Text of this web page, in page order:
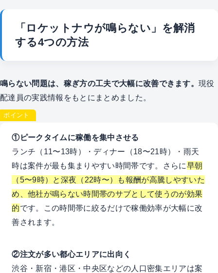
「ロケットナウが鳴らない」を解消
する4つの方法
鳴らない問題は、稼ぎ方の工夫で大幅に改善できます。現役
配達員の実践情報をもとにまとめました。
ポイント
①ピークタイムに稼働を集中させる
ランチ（11〜13時）・ディナー（18〜21時）・雨天
時は案件が最も集まりやすい時間帯です。さらに早朝
（5〜9時）と深夜（22時〜）も報酬が高騰しやすいた
め、他社が鳴らない時間帯のサブとして使うのが効果
的です。この時間帯に絞るだけで稼働効率が大幅に改
善されます。
②注文が多い都心エリアに出向く
渋谷・新宿・港区・中央区などの人口密集エリアは案